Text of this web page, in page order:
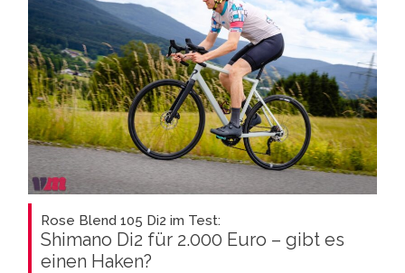
Rose Blend 105 Di2 im Test:
Shimano Di2 für 2.000 Euro – gibt es
einen Haken?